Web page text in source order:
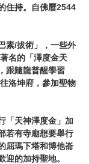
住持。自佛曆2544
素/拔術」，一些外
名的「澤度金天
跟隨龍普醒學習
洛坤府，參加聖物
「天神澤度金」加
若有寺廟想要舉行
屈瑪下塔和博他崙
的加持聖地。